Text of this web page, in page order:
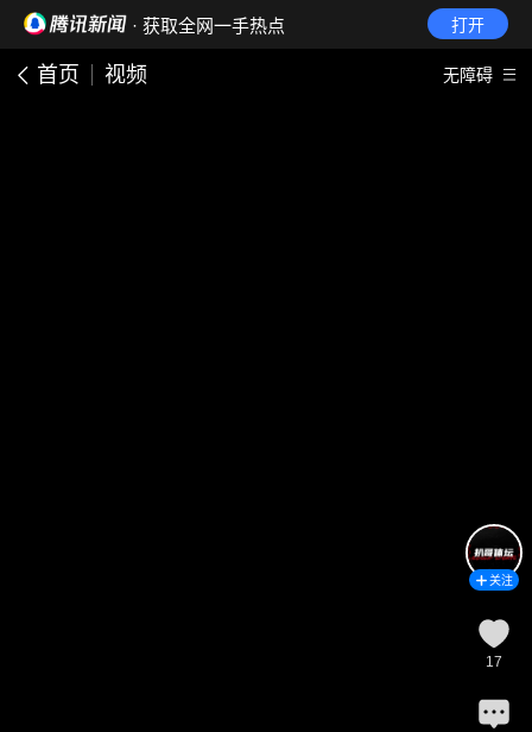
· 获取全网一手热点 打开
首页 视频 无障碍
关注
17